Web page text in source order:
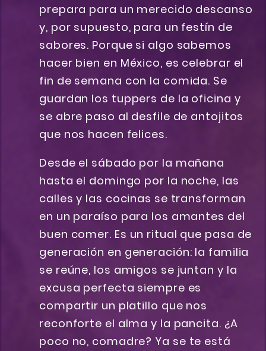
prepara para un merecido descanso
y, por supuesto, para un festín de
sabores. Porque si algo sabemos
hacer bien en México, es celebrar el
fin de semana con la comida. Se
guardan los tuppers de la oficina y
se abre paso al desfile de antojitos
que nos hacen felices.
Desde el sábado por la mañana
hasta el domingo por la noche, las
calles y las cocinas se transforman
en un paraíso para los amantes del
buen comer. Es un ritual que pasa de
generación en generación: la familia
se reúne, los amigos se juntan y la
excusa perfecta siempre es
compartir un platillo que nos
reconforte el alma y la pancita. ¿A
poco no, comadre? Ya se te está